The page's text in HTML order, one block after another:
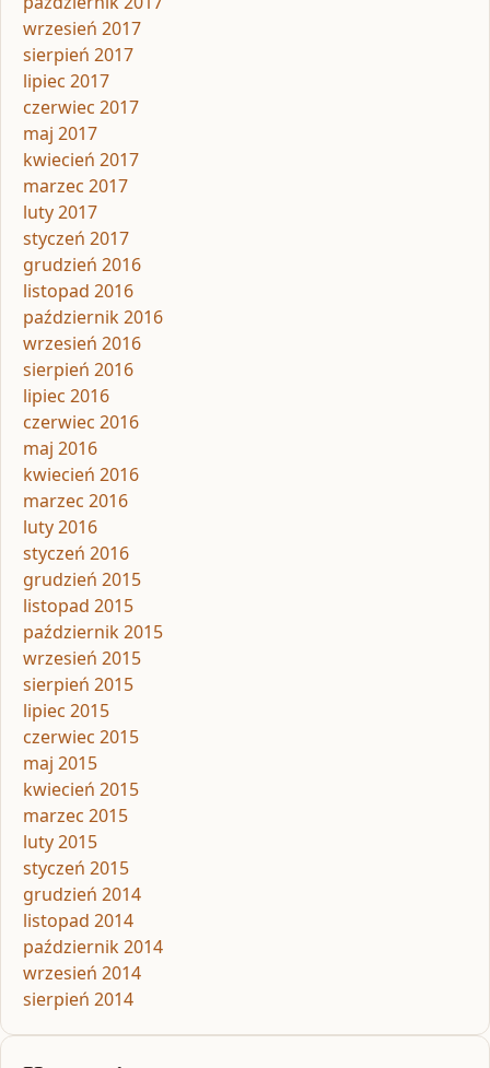
wrzesień 2017
sierpień 2017
lipiec 2017
czerwiec 2017
maj 2017
kwiecień 2017
marzec 2017
luty 2017
styczeń 2017
grudzień 2016
listopad 2016
październik 2016
wrzesień 2016
sierpień 2016
lipiec 2016
czerwiec 2016
maj 2016
kwiecień 2016
marzec 2016
luty 2016
styczeń 2016
grudzień 2015
listopad 2015
październik 2015
wrzesień 2015
sierpień 2015
lipiec 2015
czerwiec 2015
maj 2015
kwiecień 2015
marzec 2015
luty 2015
styczeń 2015
grudzień 2014
listopad 2014
październik 2014
wrzesień 2014
sierpień 2014